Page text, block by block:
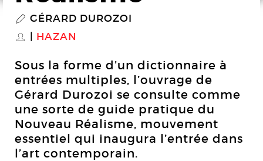
P GÉRARD DUROZOI
S HAZAN
Sous la forme d’un dictionnaire à
entrées multiples, l’ouvrage de
Gérard Durozoi se consulte comme
une sorte de guide pratique du
Nouveau Réalisme, mouvement
essentiel qui inaugura l’entrée dans
l’art contemporain.